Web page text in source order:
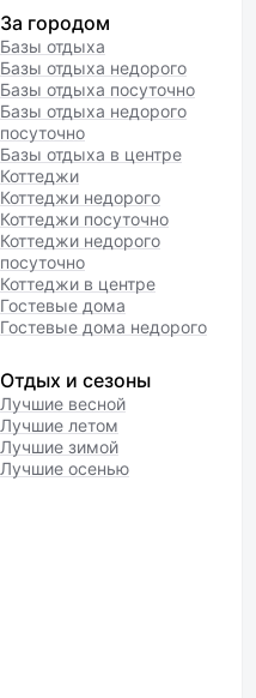
За городом
Базы отдыха
Базы отдыха недорого
Базы отдыха посуточно
Базы отдыха недорого
посуточно
Базы отдыха в центре
Коттеджи
Коттеджи недорого
Коттеджи посуточно
Коттеджи недорого
посуточно
Коттеджи в центре
Гостевые дома
Гостевые дома недорого
Отдых и сезоны
Лучшие весной
Лучшие летом
Лучшие зимой
Лучшие осенью